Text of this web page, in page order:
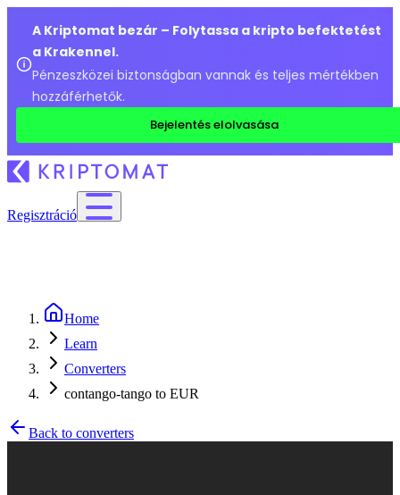
A Kriptomat bezár – Folytassa a kripto befektetést
a Krakennel.
Pénzeszközei biztonságban vannak és teljes mértékben
hozzáférhetők.
Bejelentés elolvasása
Regisztráció
Home
Learn
Converters
contango-tango to EUR
Back to converters